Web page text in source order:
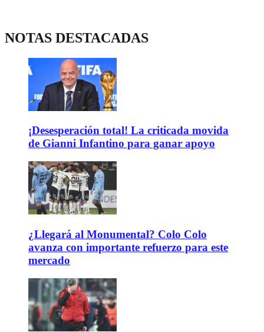
NOTAS DESTACADAS
¡Desesperación total! La criticada movida
de Gianni Infantino para ganar apoyo
¿Llegará al Monumental? Colo Colo
avanza con importante refuerzo para este
mercado